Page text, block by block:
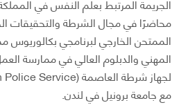
محاضرًا في مجال الشرطة والتحقيقات
الممتحن الخارجي لبرنامجي
المهني والدبلوم العالي في ممارسة
مع جامعة برونيل في لندن.